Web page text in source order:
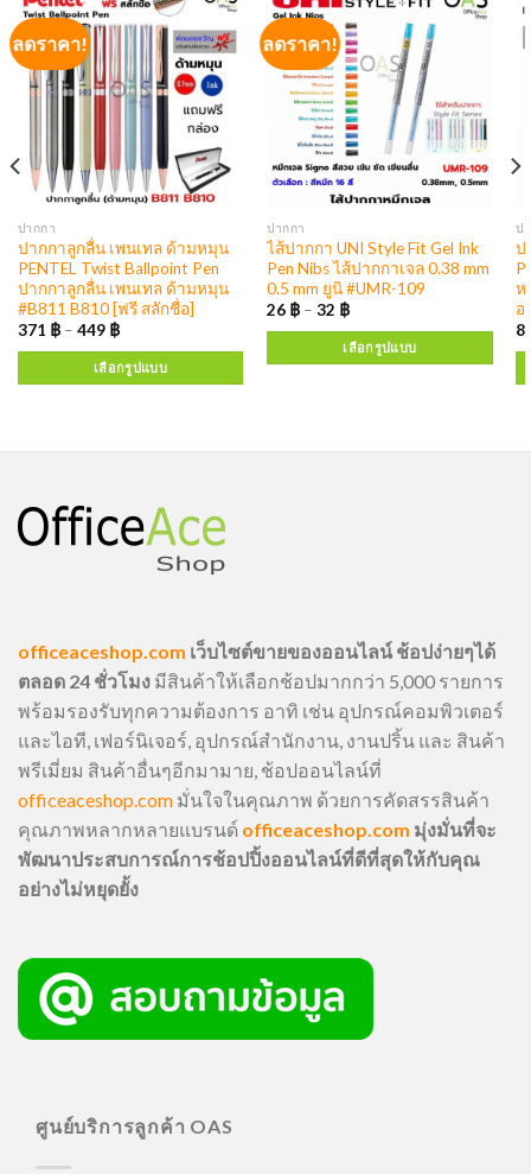
ลดราคา!
ปากกา
ปากกาลูกลื่น เพนเทล ด้ามหมุน
PENTEL Twist Ballpoint Pen
ปากกาลูกลื่น เพนเทล ด้ามหมุน
#B811 B810 [ฟรี สลักชื่อ]
371 ฿– 449 ฿
เลือกรูปแบบ
ลดราคา!
ปากกา
ไส้ปากกา UNI Style Fit Gel Ink
Pen Nibs ไส้ปากกาเจล 0.38 mm
0.5 mm ยูนิ #UMR-109
26 ฿ –32 ฿
เลือกรูปแบบ
ป
ป
ห
อ
officeaceshop.com เว็บไซต์ขายของออนไลน์ ช้อปง่ายๆได้
ตลอด 24 ชั่วโมง มีสินค้าให้เลือกช้อปมากกว่า 5,000 รายการ
พร้อมรองรับทุกความต้องการ อาทิ เช่น อุปกรณ์คอมพิวเตอร์
และไอที, เฟอร์นิเจอร์, อุปกรณ์สำนักงาน, งานปริ้น และ สินค้า
พรีเมี่ยม สินค้าอื่นๆอีกมามาย, ช้อปออนไลน์ที่
officeaceshop.com มั่นใจในคุณภาพ ด้วยการคัดสรรสินค้า
คุณภาพหลากหลายแบรนด์ officeaceshop.com มุ่งมั่นที่จะ
พัฒนาประสบการณ์การช้อปปิ้งออนไลน์ที่ดีที่สุดให้กับคุณ
อย่างไม่หยุดยั้ง
ศูนย์บริการลูกค้า OAS